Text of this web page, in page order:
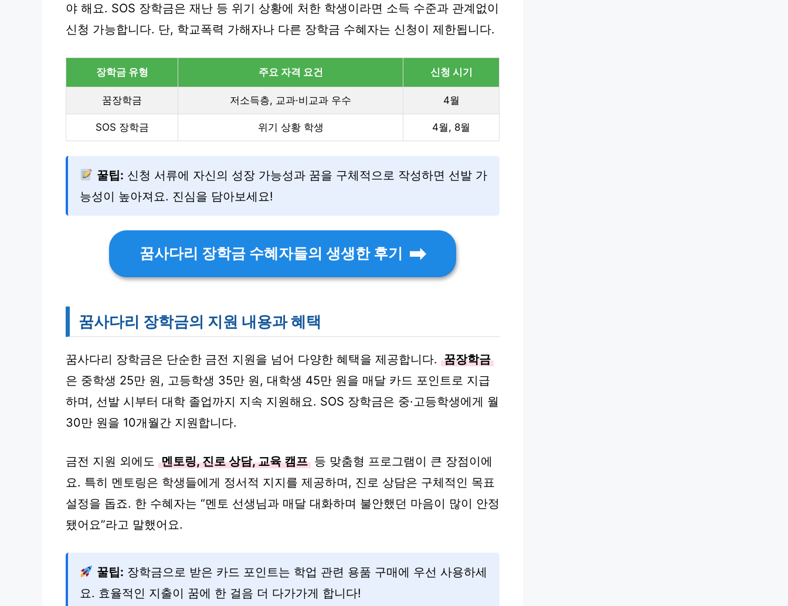
야 해요. SOS 장학금은 재난 등 위기 상황에 처한 학생이라면 소득 수준과 관계없이
신청 가능합니다. 단, 학교폭력 가해자나 다른 장학금 수혜자는 신청이 제한됩니다.
장학금 유형 주요 자격 요건 신청 시기
꿈장학금 저소득층, 교과·비교과 우수 4월
SOS 장학금 위기 상황 학생 4월, 8월
꿀팁: 신청 서류에 자신의 성장 가능성과 꿈을 구체적으로 작성하면 선발 가
능성이 높아져요. 진심을 담아보세요!
꿈사다리 장학금 수혜자들의 생생한 후기
꿈사다리 장학금의 지원 내용과 혜택
꿈사다리 장학금은 단순한 금전 지원을 넘어 다양한 혜택을 제공합니다. 꿈장학금
은 중학생 25만 원, 고등학생 35만 원, 대학생 45만 원을 매달 카드 포인트로 지급
하며, 선발 시부터 대학 졸업까지 지속 지원해요. SOS 장학금은 중·고등학생에게 월
30만 원을 10개월간 지원합니다.
금전 지원 외에도 멘토링, 진로 상담, 교육 캠프 등 맞춤형 프로그램이 큰 장점이에
요. 특히 멘토링은 학생들에게 정서적 지지를 제공하며, 진로 상담은 구체적인 목표
설정을 돕죠. 한 수혜자는 “멘토 선생님과 매달 대화하며 불안했던 마음이 많이 안정
됐어요”라고 말했어요.
꿀팁: 장학금으로 받은 카드 포인트는 학업 관련 용품 구매에 우선 사용하세
요. 효율적인 지출이 꿈에 한 걸음 더 다가가게 합니다!